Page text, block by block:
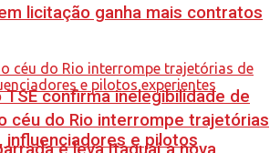
TSE confirma inelegibilidade de
licitação ganha mais contratos
céu do Rio interrompe trajetórias
influenciadores e pilotos